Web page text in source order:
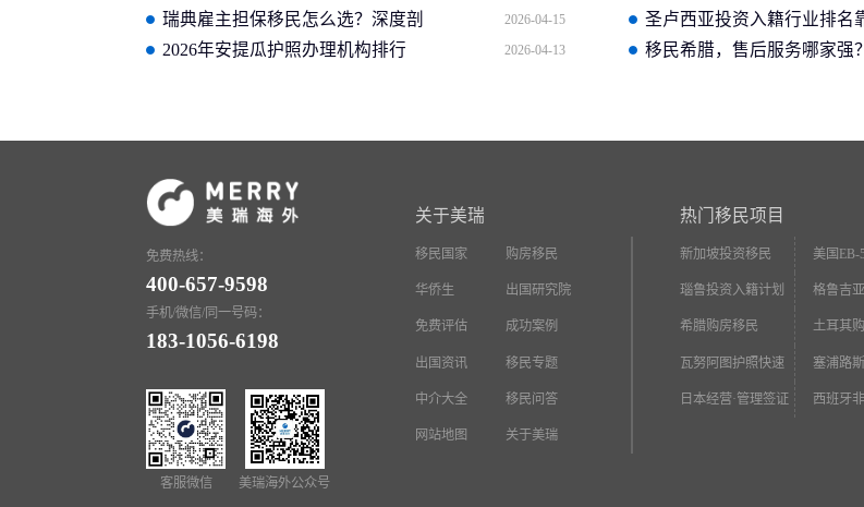
你的申请成功率？
公司与小工作室区别
瑞典雇主担保移民怎么选？深度剖
析避坑指南与靠谱机构推荐
2026-04-15
圣卢西亚投资入籍行业排名
构汇总，优质品牌怎么选
2026年安提瓜护照办理机构排行
2026-04-13
移民希腊，售后服务哪家强
免费热线：
400-657-9598
手机/微信/同一号码：
183-1056-6198
客服微信 美瑞海外公众号
关于美瑞
移民国家 购房移民
华侨生 出国研究院
免费评估 成功案例
出国资讯 移民专题
中介大全 移民问答
网站地图 关于美瑞
热门移民项目
新加坡投资移民 美国EB-
瑙鲁投资入籍计划 格鲁吉
希腊购房移民 土耳其
照
瓦努阿图护照快速
入籍
塞浦路
日本经营·管理签证 西班牙